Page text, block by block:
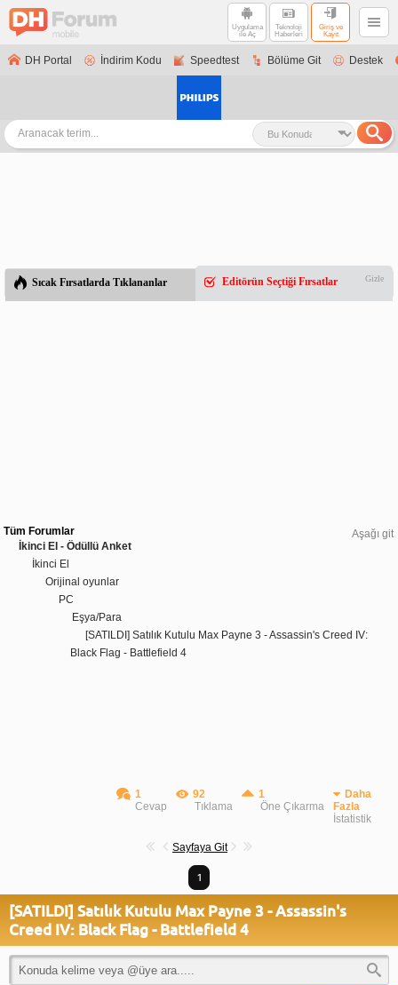
Uygulama
ile Aç
Teknoloji
Haberleri
Giriş ve
Kayıt
DH Portal İndirim Kodu Speedtest Bölüme Git Destek
Sıcak Fırsatlarda Tıklananlar Editörün Seçtiği Fırsatlar Gizle
Aşağı git
Tüm Forumlar
İkinci El - Ödüllü Anket
İkinci El
Orijinal oyunlar
PC
Eşya/Para
[SATILDI] Satılık Kutulu Max Payne 3 - Assassin's Creed IV:
Black Flag - Battlefield 4
1
Cevap
92
Tıklama
1
Öne Çıkarma
Daha
Fazla
İstatistik
Sayfaya Git
1
[SATILDI] Satılık Kutulu Max Payne 3 - Assassin's
Creed IV: Black Flag - Battlefield 4